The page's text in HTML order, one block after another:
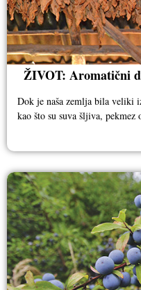
ŽIVOT: Aromatični
Dok je naša zemlja bila veliki
kao što su suva šljiva,